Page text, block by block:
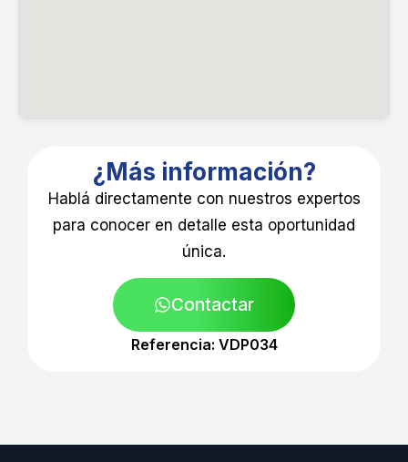
¿Más información?
Hablá directamente con nuestros expertos
para conocer en detalle esta oportunidad
única.
Contactar
Referencia: VDP034